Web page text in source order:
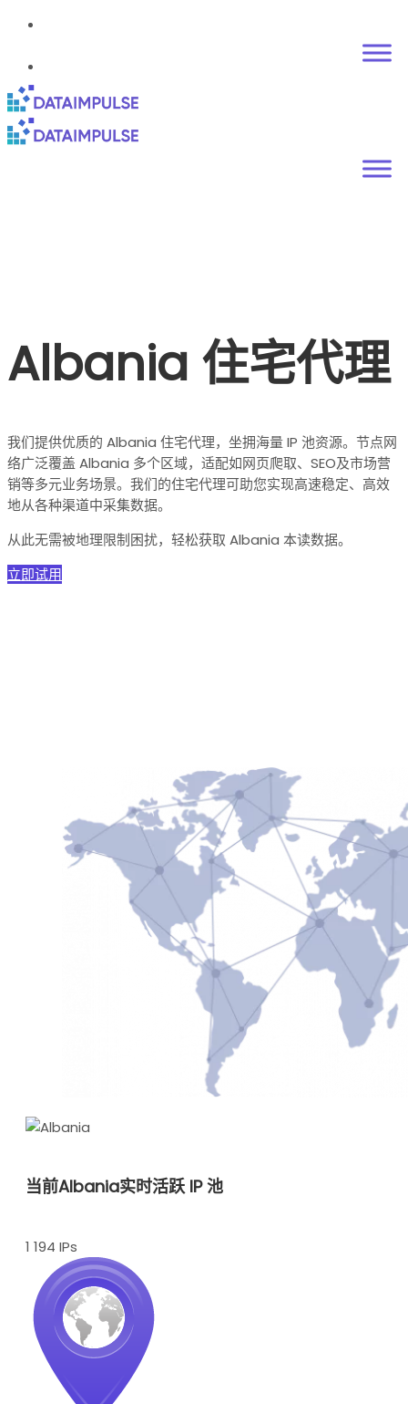
Albania 住宅代理
我们提供优质的 Albania 住宅代理，坐拥海量 IP 池资源。节点网
络广泛覆盖 Albania 多个区域，适配如网页爬取、SEO及市场营
销等多元业务场景。我们的住宅代理可助您实现高速稳定、高效
地从各种渠道中采集数据。
从此无需被地理限制困扰，轻松获取 Albania 本读数据。
立即试用
当前Albania实时活跃 IP 池
1 194 IPs